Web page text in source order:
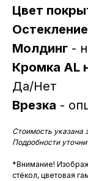
Цвет
Остекление
Молдинг -
Кромка AL
Да/Нет
Врезка -
Стоимость указана
Подробности
*Внимание!
стёкол, цветовая